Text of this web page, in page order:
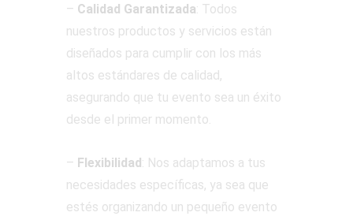
– Calidad Garantizada: Todos
nuestros productos y servicios están
diseñados para cumplir con los más
altos estándares de calidad,
asegurando que tu evento sea un éxito
desde el primer momento.
– Flexibilidad: Nos adaptamos a tus
necesidades específicas, ya sea que
estés organizando un pequeño evento